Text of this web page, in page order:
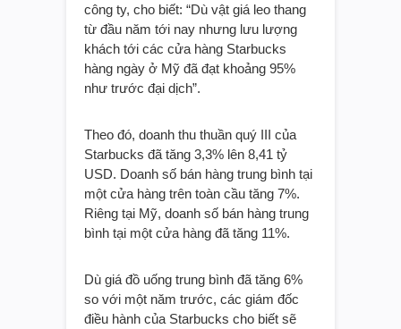
công ty, cho biết: “Dù vật giá leo thang
từ đầu năm tới nay nhưng lưu lượng
khách tới các cửa hàng Starbucks
hàng ngày ở Mỹ đã đạt khoảng 95%
như trước đại dịch”.
Theo đó, doanh thu thuần quý III của
Starbucks đã tăng 3,3% lên 8,41 tỷ
USD. Doanh số bán hàng trung bình tại
một cửa hàng trên toàn cầu tăng 7%.
Riêng tại Mỹ, doanh số bán hàng trung
bình tại một cửa hàng đã tăng 11%.
Dù giá đồ uống trung bình đã tăng 6%
so với một năm trước, các giám đốc
điều hành của Starbucks cho biết sẽ